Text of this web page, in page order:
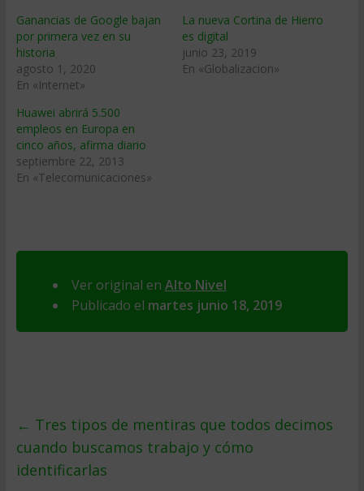
Ganancias de Google bajan
por primera vez en su
historia
agosto 1, 2020
En «Internet»
La nueva Cortina de Hierro
es digital
junio 23, 2019
En «Globalizacion»
Huawei abrirá 5.500
empleos en Europa en
cinco años, afirma diario
septiembre 22, 2013
En «Telecomunicaciones»
Ver original en Alto Nivel
Publicado el martes junio 18, 2019
← Tres tipos de mentiras que todos decimos
cuando buscamos trabajo y cómo
identificarlas